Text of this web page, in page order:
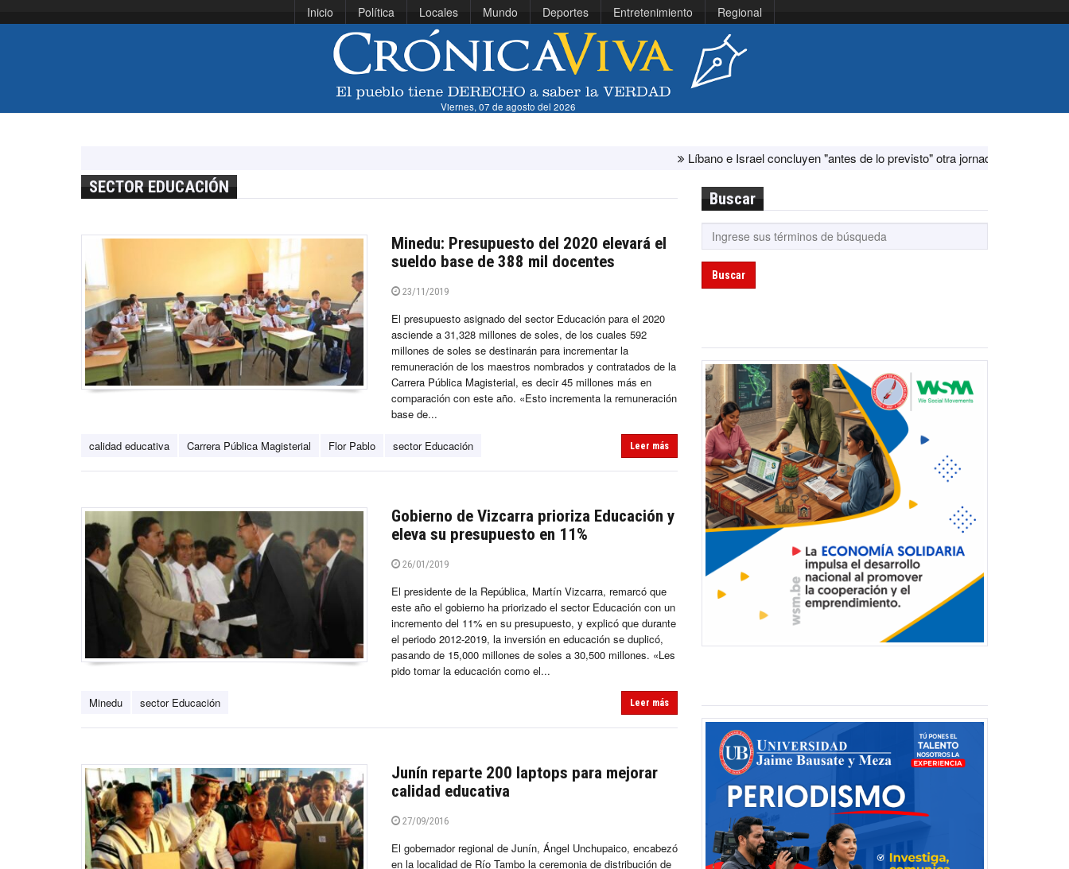
Inicio Política Locales Mundo Deportes Entretenimiento Regional
Viernes, 07 de agosto del 2026
Líbano e Israel concluyen "antes de lo previsto" otra jornada de diálogo por
SECTOR EDUCACIÓN
Minedu: Presupuesto del 2020 elevará el
sueldo base de 388 mil docentes
23/11/2019
El presupuesto asignado del sector Educación para el 2020
asciende a 31,328 millones de soles, de los cuales 592
millones de soles se destinarán para incrementar la
remuneración de los maestros nombrados y contratados de la
Carrera Pública Magisterial, es decir 45 millones más en
comparación con este año. «Esto incrementa la remuneración
base de...
calidad educativa Carrera Pública Magisterial Flor Pablo sector Educación Leer más
Gobierno de Vizcarra prioriza Educación y
eleva su presupuesto en 11%
26/01/2019
El presidente de la República, Martín Vizcarra, remarcó que
este año el gobierno ha priorizado el sector Educación con un
incremento del 11% en su presupuesto, y explicó que durante
el periodo 2012-2019, la inversión en educación se duplicó,
pasando de 15,000 millones de soles a 30,500 millones. «Les
pido tomar la educación como el...
Minedu sector Educación Leer más
Junín reparte 200 laptops para mejorar
calidad educativa
27/09/2016
El gobernador regional de Junín, Ángel Unchupaico, encabezó
en la localidad de Río Tambo la ceremonia de distribución de
Buscar
Buscar